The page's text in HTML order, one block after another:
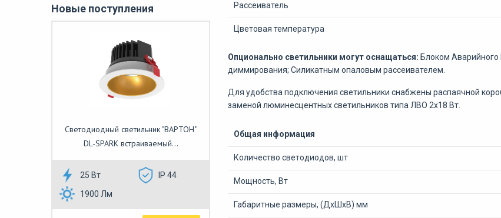
Новые поступления
Светодиодный светильник "ВАРТОН"
DL-SPARK встраиваемый...
25 Вт
IP 44
1900 Лм
Рассеиватель
Цветовая температура
Опционально светильники могут оснащаться: Блоком
диммирования; Силикатным опаловым рассеивателем.
Для удобства подключения светильники снабжены распаячной
заменой люминесцентных светильников типа ЛВО 2х18 Вт.
Общая информация
Количество светодиодов, шт
Мощность, Вт
Габаритные размеры, (ДхШхВ) мм